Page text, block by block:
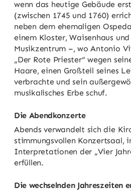
wenn das heutige Gebäude
(zwischen 1745 und 1760)
neben dem ehemaligen
einem Kloster, Waisenhaus
Musikzentrum –, wo Antonio
„Der Rote Priester“ wegen
Haare, einen Großteil seines
verbrachte und sein
musikalisches Erbe schuf.
Die Abendkonzerte
Abends verwandelt sich die
stimmungsvollen Konzertsaal,
Interpretationen der „Vier
erfüllen.
Die wechselnden Jahreszeiten